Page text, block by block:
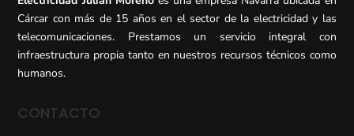
Cárcar con más de 15 años en el sector de la electricidad y las
telecomunicaciones. Prestamos un servicio integral con
infraestructura propia tanto en nuestros recursos técnicos como
humanos.
CONTACTO